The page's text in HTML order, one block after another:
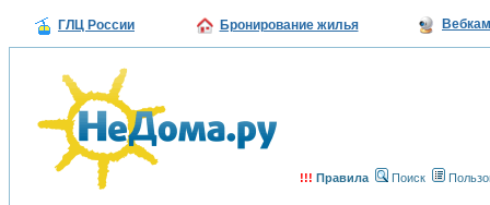
ГЛЦ России Бронирование жилья
!!! Правила Поиск